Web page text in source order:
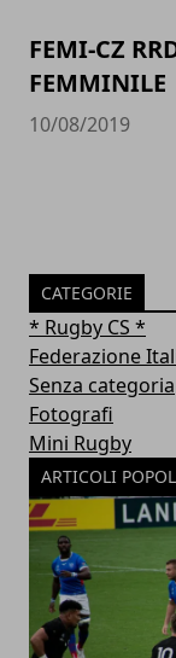
FEMI-CZ
FEMMINILE
10/08/2019
CATEGORIE
* Rugby CS *
Federazione
Senza categoria
Fotografi
Mini Rugby
ARTICOLI